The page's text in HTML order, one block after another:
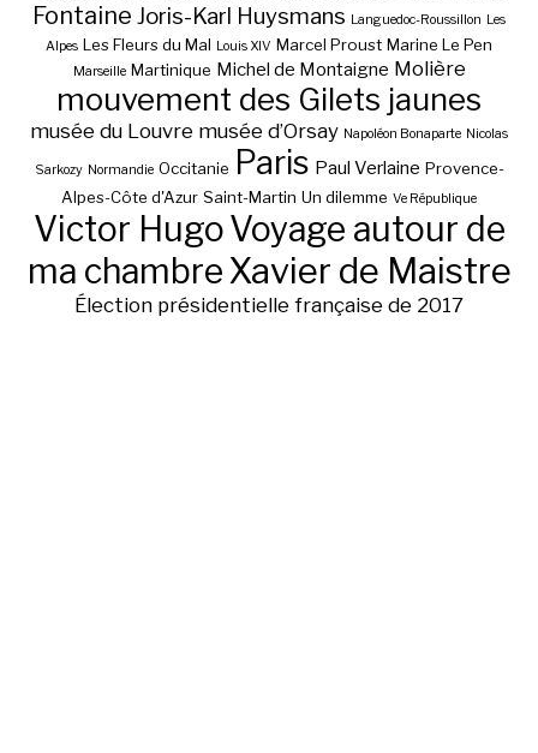
Fontaine Joris-Karl Huysmans Languedoc-Roussillon Les
Alpes Les Fleurs du Mal Louis XIV Marcel Proust Marine Le Pen
Marseille Martinique Michel de Montaigne Molière
mouvement des Gilets jaunes
musée du Louvre musée d’Orsay Napoléon Bonaparte Nicolas
Sarkozy Normandie Occitanie Paris Paul Verlaine Provence-
Alpes-Côte d'Azur Saint-Martin Un dilemme Ve République
Victor HugoVoyage autour de
ma chambre Xavier de Maistre
Élection présidentielle française de 2017